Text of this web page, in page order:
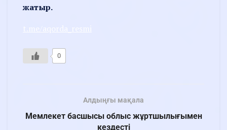
жатыр.
t.me/aqorda_resmi
0
Алдыңғы мақала
Мемлекет басшысы облыс жұртшылығымен
кездесті